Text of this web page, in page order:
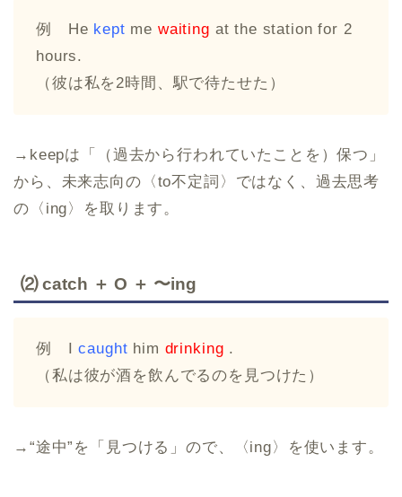
例 He kept me waiting at the station for 2
hours.
（彼は私を2時間、駅で待たせた）
→keepは「（過去から行われていたことを）保つ」
から、未来志向の〈to不定詞〉ではなく、過去思考
の〈ing〉を取ります。
⑵ catch ＋ O ＋ 〜ing
例 Icaught him drinking .
（私は彼が酒を飲んでるのを見つけた）
→“途中”を「見つける」ので、〈ing〉を使います。